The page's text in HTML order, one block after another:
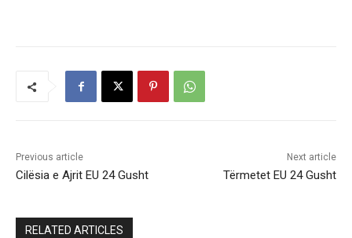
Previous article
Cilësia e Ajrit EU 24 Gusht
Next article
Tërmetet EU 24 Gusht
RELATED ARTICLES